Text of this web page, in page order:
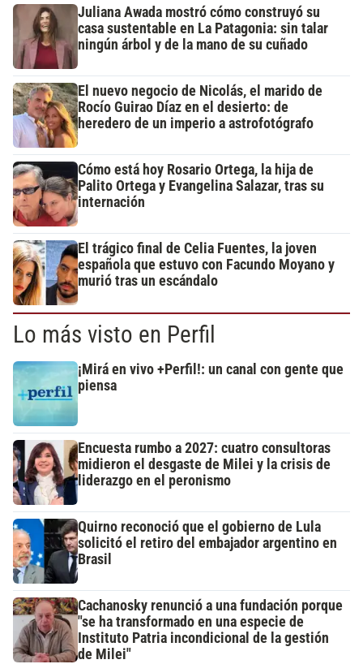
Juliana Awada mostró cómo construyó su
casa sustentable en La Patagonia: sin talar
ningún árbol y de la mano de su cuñado
El nuevo negocio de Nicolás, el marido de
Rocío Guirao Díaz en el desierto: de
heredero de un imperio a astrofotógrafo
Cómo está hoy Rosario Ortega, la hija de
Palito Ortega y Evangelina Salazar, tras su
internación
El trágico final de Celia Fuentes, la joven
española que estuvo con Facundo Moyano y
murió tras un escándalo
Lo más visto en Perfil
¡Mirá en vivo +Perfil!: un canal con gente que
piensa
Encuesta rumbo a 2027: cuatro consultoras
midieron el desgaste de Milei y la crisis de
liderazgo en el peronismo
Quirno reconoció que el gobierno de Lula
solicitó el retiro del embajador argentino en
Brasil
Cachanosky renunció a una fundación porque
"se ha transformado en una especie de
Instituto Patria incondicional de la gestión
de Milei"